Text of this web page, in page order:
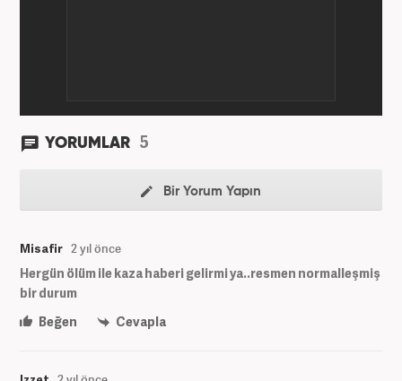
YORUMLAR 5
Bir Yorum Yapın
Misafir 2 yıl önce
Hergün ölüm ile kaza haberi gelirmi ya..resmen normalleşmiş
bir durum
Beğen
Cevapla